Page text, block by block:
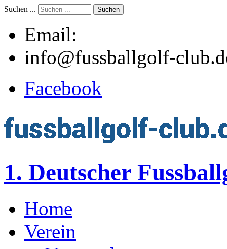
Suchen ... Suchen
Email:
info@fussballgolf-
Facebook
1. Deutscher
Home
Verein